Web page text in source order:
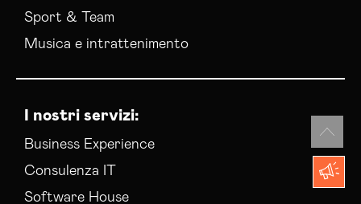
Sport & Team
Musica e intrattenimento
I nostri servizi:
Business Experience
Consulenza IT
Software House